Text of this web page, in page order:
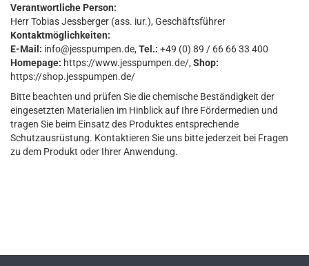
Verantwortliche Person:
Herr Tobias Jessberger (ass. iur.), Geschäftsführer
Kontaktmöglichkeiten:
E-Mail: info@jesspumpen.de, Tel.: +49 (0) 89 / 66 66 33 400
Homepage: https://www.jesspumpen.de/, Shop:
https://shop.jesspumpen.de/
Bitte beachten und prüfen Sie die chemische Beständigkeit der
eingesetzten Materialien im Hinblick auf Ihre Fördermedien und
tragen Sie beim Einsatz des Produktes entsprechende
Schutzausrüstung. Kontaktieren Sie uns bitte jederzeit bei Fragen
zu dem Produkt oder Ihrer Anwendung.